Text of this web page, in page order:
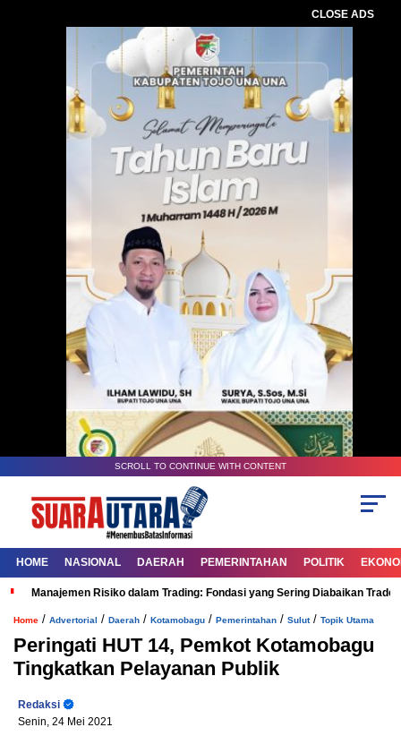
CLOSE ADS
SCROLL TO CONTINUE WITH CONTENT
HOME NASIONAL DAERAH PEMERINTAHAN POLITIK
Manajemen Risiko dalam Trading: Fondasi yang Sering Diabaikan
Home / Advertorial / Daerah / Kotamobagu / Pemerintahan / Sulut/ Topik Utama
Peringati HUT 14, Pemkot Kotamobagu
Tingkatkan Pelayanan Publik
Redaksi
Senin, 24 Mei 2021